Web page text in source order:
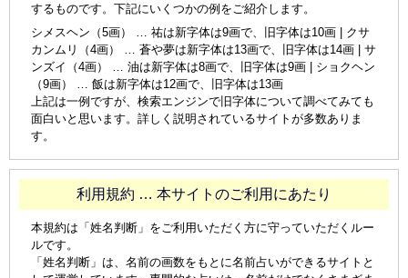
するものです。下記にいくつかの例をご紹介します。
シメスヘン（5画） … 祐は新字体は9画で、旧字体は10画 | クサ
カンムリ（4画） … 蒼や夢は新字体は13画で、旧字体は14画 | サ
ンズイ（4画） … 油は新字体は8画で、旧字体は9画 | ショクヘン
（9画） … 飯は新字体は12画で、旧字体は13画
上記は一例ですが、検索エンジンで旧字体について調べてみても
面白いと思います。詳しく説明されているサイトが多数ありま
す。
利用規約 … 本サイトのご利用にあたり
本規約は「姓名判断」をご利用いただく方に守っていただくルー
ルです。
「姓名判断」は、名前の画数をもとに名前占いができるサイトと